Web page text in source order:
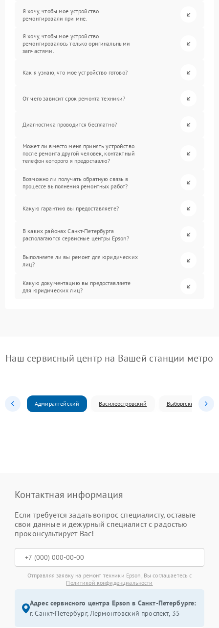
Я хочу, чтобы мое устройство
ремонтировали при мне.
Я хочу, чтобы мое устройство
ремонтировалось только оригинальными
запчастями.
Как я узнаю, что мое устройство готово?
От чего зависит срок ремонта техники?
Диагностика проводится бесплатно?
Может ли вместо меня принять устройство
после ремонта другой человек, контактный
телефон которого я предоставлю?
Возможно ли получать обратную связь в
процессе выполнения ремонтных работ?
Какую гарантию вы предоставляете?
В каких районах Санкт-Петербурга
располагаются сервисные центры Epson?
Выполняете ли вы ремонт для юридических
лиц?
Какую документацию вы предоставляете
для юридических лиц?
Наш сервисный центр на Вашей станции метро
Адмиралтейский Василеостровский Выборгский
Контактная информация
Если требуется задать вопрос специалисту, оставьте
свои данные и дежурный специалист с радостью
проконсультирует Вас!
Отправляя заявку на ремонт техники Epson, Вы соглашаетесь с
Политикой конфиденциальности
Адрес сервисного центра Epson в Санкт-Петербурге:
г. Санкт-Петербург, Лермонтовский проспект, 35